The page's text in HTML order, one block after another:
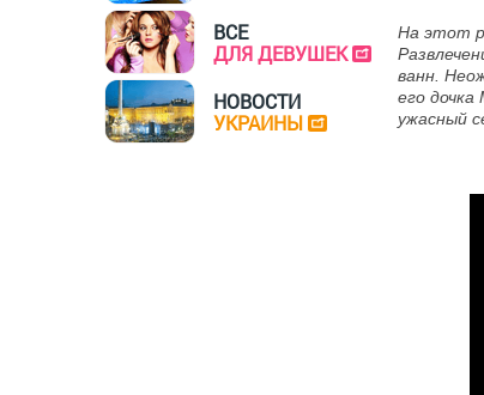
На этот
ванн.
его
ужасный
ВСЕ
ДЛЯ ДЕВУШЕК
НОВОСТИ
УКРАИНЫ